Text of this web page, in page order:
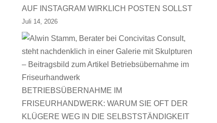
AUF INSTAGRAM WIRKLICH POSTEN SOLLST
Juli 14, 2026
BETRIEBSÜBERNAHME IM
FRISEURHANDWERK: WARUM SIE OFT DER
KLÜGERE WEG IN DIE SELBSTSTÄNDIGKEIT